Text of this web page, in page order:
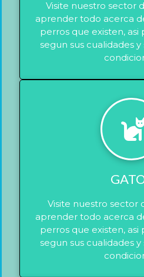
Visite nuestro sector
aprender todo acerca
perros que existen,
segun sus cualidades
Visite nuestro sector
aprender todo acerca
perros que existen,
segun sus cualidades